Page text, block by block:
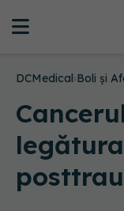
DCMedical›Boli și